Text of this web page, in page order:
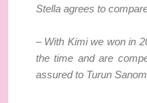
Stella agrees to
– With Kimi we won in
the time and are
assured to Turun